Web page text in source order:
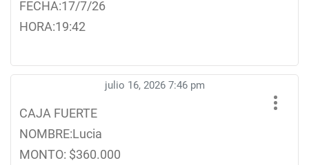
FECHA:17/7/26
HORA:19:42
julio 16, 2026 7:46 pm
CAJA FUERTE
NOMBRE:Lucia
MONTO: $360.000